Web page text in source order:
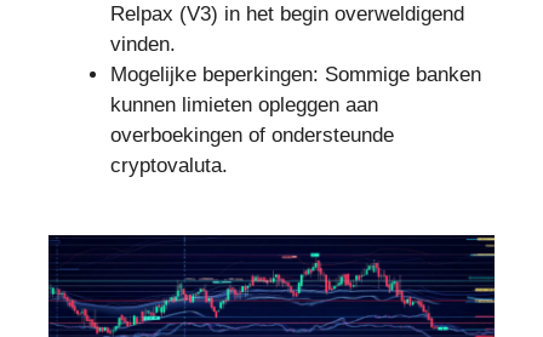
Relpax (V3) in het begin overweldigend
vinden.
Mogelijke beperkingen: Sommige banken
kunnen limieten opleggen aan
overboekingen of ondersteunde
cryptovaluta.